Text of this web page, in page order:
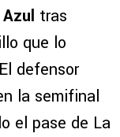
tras
que lo
defensor
la semifinal
el pase de La